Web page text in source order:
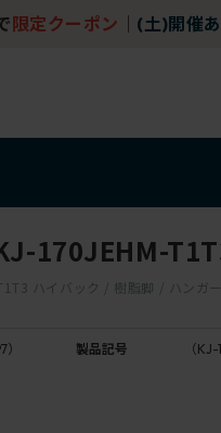
ン｜(土)開催あり
170JEHM-
ハイバック / 樹脂脚 / ハンガ
製品記号 （